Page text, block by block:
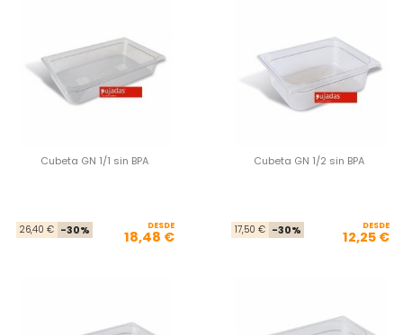
Cubeta GN 1/1 sin BPA
Precio base
26,40 € -30% Precio
DESDE
18,48 €
Cubeta GN 1/2 sin BPA
17,50 € -30% DESDE
12,25 €